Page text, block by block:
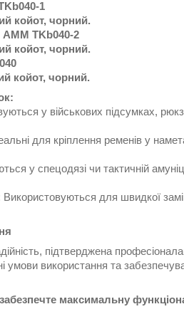
1
койот, чорний.
AMM TKb040-2
койот, чорний.
койот, чорний.
у військових підсумках,
для кріплення ременів у
у спецодязі чи тактичній
Використовуються для швидкої
підтверджена
умови використання та
максимальну